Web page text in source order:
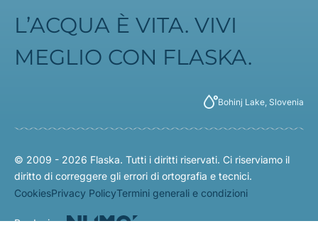
L’ACQUA È VITA. VIVI
MEGLIO CON FLASKA.
Bohinj Lake, Slovenia
© 2009 - 2026 Flaska. Tutti i diritti riservati. Ci riserviamo il
diritto di correggere gli errori di ortografia e tecnici.
CookiesPrivacy PolicyTermini generali e condizioni
Produzione